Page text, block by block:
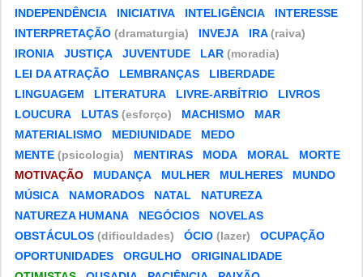
INDEPENDÊNCIA
INICIATIVA INTELIGÊNCIA
INTERESSE
INTERPRETAÇÃO (dramaturgia) INVEJA IRA(raiva)
IRONIA
JUSTIÇA JUVENTUDE LAR (moradia)
LEI DA ATRAÇÃO
LEMBRANÇAS
LIBERDADE
LINGUAGEM
LITERATURA LIVRE-ARBÍTRIO
LIVROS
LOUCURA
LUTAS (esforço) MACHISMO
MAR
MATERIALISMO
MEDIUNIDADE
MEDO
MENTE (psicologia) MENTIRAS MODA MORAL
MORTE
MOTIVAÇÃO
MUDANÇA MULHER MULHERES
MUNDO
MÚSICA
NAMORADOS NATAL
NATUREZA
NATUREZA HUMANA
NEGÓCIOS
NOVELAS
OBSTÁCULOS (dificuldades) ÓCIO (lazer)
OCUPAÇÃO
OPORTUNIDADES
ORGULHO
ORIGINALIDADE